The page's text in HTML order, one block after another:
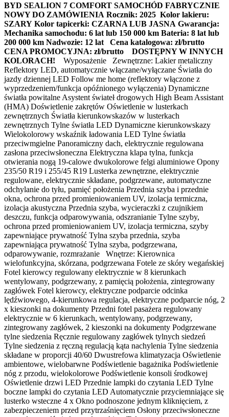
BYD SEALION 7 COMFORT SAMOCHÓD FABRYCZNIE
NOWY DO ZAMÓWIENIA Rocznik: 2025 Kolor lakieru:
SZARY Kolor tapicerki: CZARNA LUB JASNA Gwarancja:
Mechanika samochodu: 6 lat lub 150 000 km Bateria: 8 lat lub
200 000 km Nadwozie: 12 lat
Cena katalogowa: zł/brutto
CENA PROMOCYJNA: zł/brutto
DOSTĘPNY W INNYCH
KOLORACH!
Wyposażenie Zewnętrzne: Lakier metaliczny
Reflektory LED, automatycznie włączane/wyłączane Światła do
jazdy dziennej LED Follow me home (reflektory włączone z
wyprzedzeniem/funkcja opóźnionego wyłączenia) Dynamiczne
światła powitalne Asystent świateł drogowych High Beam Assistant
(HMA) Doświetlenie zakrętów Oświetlenie w lusterkach
zewnętrznych Światła kierunkowskazów w lusterkach
zewnętrznych Tylne światła LED Dynamiczne kierunkowskazy
Wielokolorowy wskaźnik ładowania LED Tylne światła
przeciwmgielne Panoramiczny dach, elektrycznie regulowana
zasłona przeciwsłoneczna Elektryczna klapa tylna, funkcja
otwierania nogą 19-calowe dwukolorowe felgi aluminiowe Opony
235/50 R19 i 255/45 R19 Lusterka zewnętrzne, elektrycznie
regulowane, elektrycznie składane, podgrzewane, automatyczne
odchylanie do tyłu, pamięć położenia Przednia szyba i przednie
okna, ochrona przed promieniowaniem UV, izolacja termiczna,
izolacja akustyczna Przednia szyba, wycieraczki z czujnikiem
deszczu, funkcja odparowywania, odszranianie Tylne szyby,
ochrona przed promieniowaniem UV, izolacja termiczna, szyby
zapewniające prywatność Tylna szyba przednia, szyba
zapewniająca prywatność Tylna szyba, podgrzewana,
odparowywanie, rozmrażanie Wnętrze: Kierownica
wielofunkcyjna, skórzana, podgrzewana Fotele ze skóry wegańskiej
Fotel kierowcy regulowany elektrycznie w 8 kierunkach
wentylowany, podgrzewany, z pamięcią położenia, zintegrowany
zagłówek Fotel kierowcy, elektryczne podparcie odcinka
lędźwiowego, 4-kierunkowa regulacja, elektryczne podparcie nóg, 2
x kieszonki na dokumenty Przedni fotel pasażera regulowany
elektrycznie w 6 kierunkach, wentylowany, podgrzewany,
zintegrowany zagłówek, 2 kieszonki na dokumenty Podgrzewane
tylne siedzenia Ręcznie regulowany zagłówek tylnych siedzeń
Tylne siedzenia z ręczną regulacją kąta nachylenia Tylne siedzenia
składane w proporcji 40/60 Dwustrefowa klimatyzacja Oświetlenie
ambientowe, wielobarwne Podświetlenie bagażnika Podświetlenie
nóg z przodu, wielokolorowe Podświetlenie konsoli środkowej
Oświetlenie drzwi LED Przednie lampki do czytania LED Tylne
boczne lampki do czytania LED Automatycznie przyciemniające się
lusterko wsteczne 4 x Okno podnoszone jednym kliknięciem, z
zabezpieczeniem przed przytrzaśnięciem Osłony przeciwsłoneczne